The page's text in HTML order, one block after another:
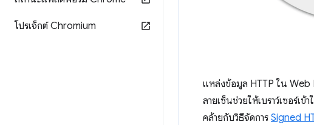
โปรเจ็กต์ Chromium
แหล่งข้อมูล HTTP ใน Web
ลายเซ็นช่วยให้เบราว์เซอร์เ
คล้ายกับวิธีจัดการ Signed